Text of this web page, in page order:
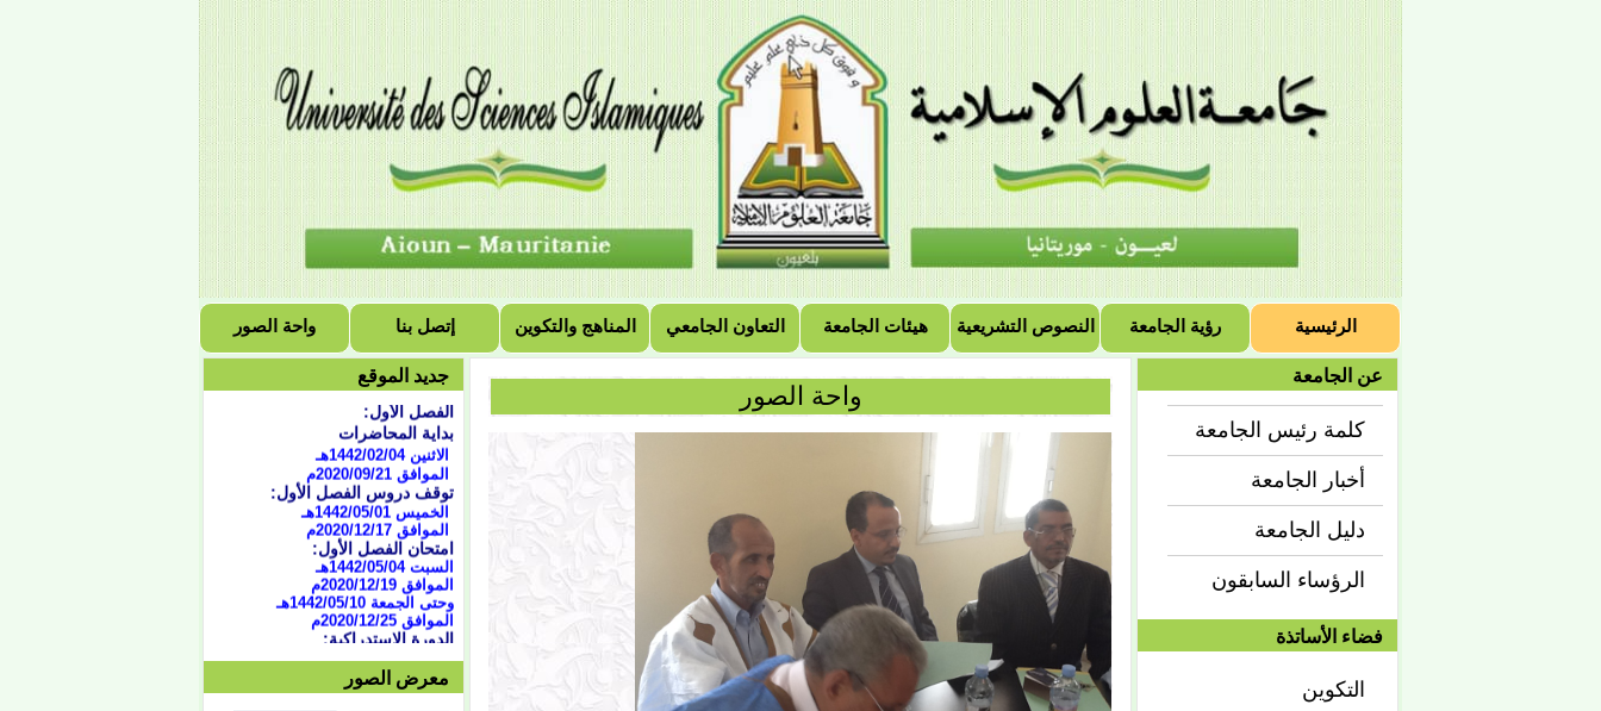
واحة الصور إتصل بنا المناهج والتكوين التعاون الجامعي هيئات الجامعة النصوص التشريعية رؤية الجامعة الرئيسية
جديد الموقع
التقويم الجامعي للسنة
الجامعية 2021/2020
بداية المحاضرات
الاثنين 1442/02/04هـ
الموافق 2020/09/21
م
توقف دروس الفصل الأول:
الخميس 1442/05/01هـ
الموافق 2020/12/17م
امتحان الفصل الأول:
السبت 1442/05/04هـ
الموافق 2020/12/19م
وحتى الجمعة 1442/05/10هـ
الموافق 2020/12/25م
الدورة الاستدراكية:
من 07/04 حتى 1442/07/07هـ
الموافق الثلاثاء 16 وحتى 19
فبراير 2021
العطلة النصفية:
معرض الصور
واحة الصور
عن الجامعة
كلمة رئيس الجامعة
أخبار الجامعة
دليل الجامعة
الرؤساء السابقون
فضاء الأساتذة
التكوين